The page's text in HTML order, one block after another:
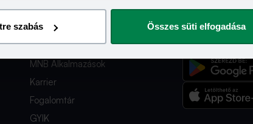
szabás Összes süti elfogadása
Hasznos Linkek
Fiók és ATM kereső
Bérkalkulátor
MNB Alkalmazások
Karrier
Fogalomtár
GYIK
További
Ismerd meg a